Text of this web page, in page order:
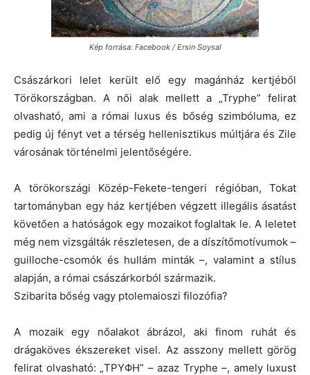
Kép forrása: Facebook / Ersin Soysal
Császárkori lelet került elő egy magánház kertjéből
Törökországban. A női alak mellett a „Tryphe” felirat
olvasható, ami a római luxus és bőség szimbóluma, ez
pedig új fényt vet a térség hellenisztikus múltjára és Zile
városának történelmi jelentőségére.
A törökországi Közép-Fekete-tengeri régióban, Tokat
tartományban egy ház kertjében végzett illegális ásatást
követően a hatóságok egy mozaikot foglaltak le. A leletet
még nem vizsgálták részletesen, de a díszítőmotívumok –
guilloche-csomók és hullám minták –, valamint a stílus
alapján, a római császárkorból származik.
Szibarita bőség vagy ptolemaioszi filozófia?
A mozaik egy nőalakot ábrázol, aki finom ruhát és
drágaköves ékszereket visel. Az asszony mellett görög
felirat olvasható: „ΤΡΥΦΗ” – azaz Tryphe –, amely luxust